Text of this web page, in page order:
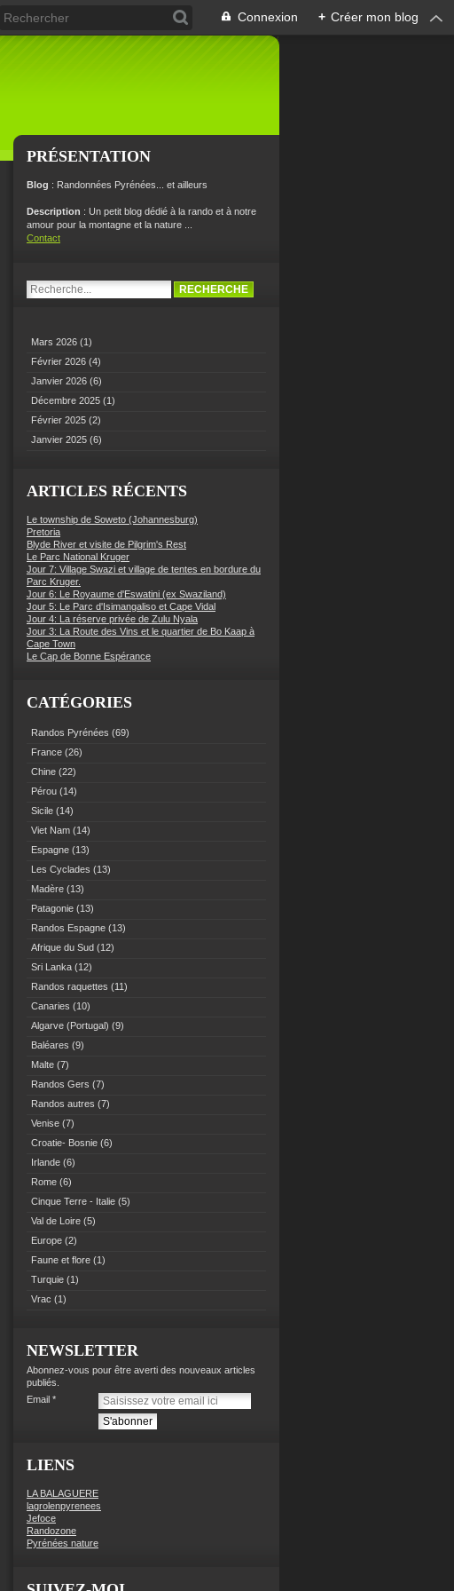
Connexion + Créer mon blog
PRÉSENTATION
Blog : Randonnées Pyrénées... et ailleurs
Description : Un petit blog dédié à la rando et à notre
amour pour la montagne et la nature ...
Contact
Mars 2026 (1)
Février 2026 (4)
Janvier 2026 (6)
Décembre 2025 (1)
Février 2025 (2)
Janvier 2025 (6)
ARTICLES RÉCENTS
Le township de Soweto (Johannesburg)
Pretoria
Blyde River et visite de Pilgrim's Rest
Le Parc National Kruger
Jour 7: Village Swazi et village de tentes en bordure du
Parc Kruger.
Jour 6: Le Royaume d'Eswatini (ex Swaziland)
Jour 5: Le Parc d'Isimangaliso et Cape Vidal
Jour 4: La réserve privée de Zulu Nyala
Jour 3: La Route des Vins et le quartier de Bo Kaap à
Cape Town
Le Cap de Bonne Espérance
CATÉGORIES
Randos Pyrénées (69)
France (26)
Chine (22)
Pérou (14)
Sicile (14)
Viet Nam (14)
Espagne (13)
Les Cyclades (13)
Madère (13)
Patagonie (13)
Randos Espagne (13)
Afrique du Sud (12)
Sri Lanka (12)
Randos raquettes (11)
Canaries (10)
Algarve (Portugal) (9)
Baléares (9)
Malte (7)
Randos Gers (7)
Randos autres (7)
Venise (7)
Croatie- Bosnie (6)
Irlande (6)
Rome (6)
Cinque Terre - Italie (5)
Val de Loire (5)
Europe (2)
Faune et flore (1)
Turquie (1)
Vrac (1)
NEWSLETTER
Abonnez-vous pour être averti des nouveaux articles
publiés.
Email
LIENS
LA BALAGUERE
lagrolenpyrenees
Jefoce
Randozone
Pyrénées nature